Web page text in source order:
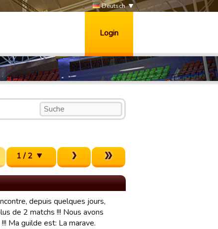
Deutsch
Login
1 / 2
depuis quelques jours,
de 2 matchs !!! Nous avons
Ma guilde est: La marave.